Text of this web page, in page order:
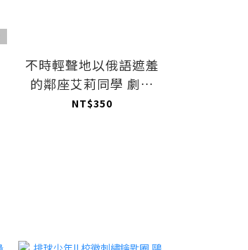
不時輕聲地以俄語遮羞
的鄰座艾莉同學 劇照
旋轉壓克力牌 有希
NT$350